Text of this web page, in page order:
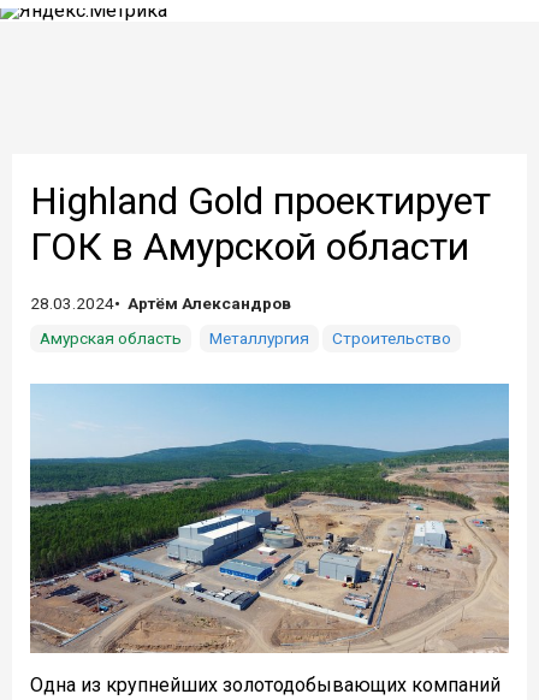
Highland Gold проектирует
ГОК в Амурской области
28.03.2024
Артём Александров
Амурская область
Металлургия Строительство
Одна из крупнейших золотодобывающих компаний